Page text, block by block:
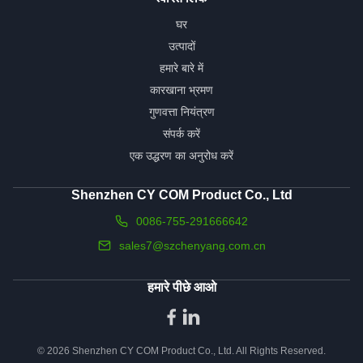
घर
उत्पादों
हमारे बारे में
कारखाना भ्रमण
गुणवत्ता नियंत्रण
संपर्क करें
एक उद्धरण का अनुरोध करें
Shenzhen CY COM Product Co., Ltd
0086-755-291666642
sales7@szchenyang.com.cn
हमारे पीछे आओ
© 2026 Shenzhen CY COM Product Co., Ltd. All Rights Reserved.